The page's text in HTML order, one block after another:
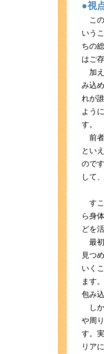
●視
この
いう
ちの
はご
加え
み込
れが
よう
す。
前者
とい
ので
して
すこ
ら身
どを
最初
見つ
いく
ます
包み
しか
や周
す。
リア